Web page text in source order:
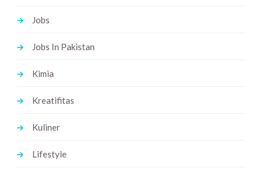
Jobs
Jobs In Pakistan
Kimia
Kreatifitas
Kuliner
Lifestyle